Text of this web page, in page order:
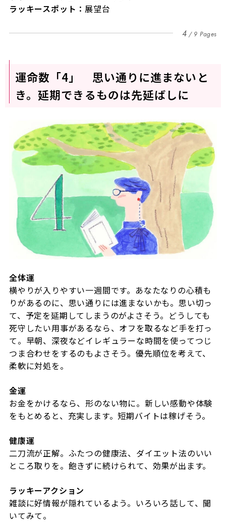
ラッキースポット： 展望台
4 9 Pages
運命数「4」 思い通りに進まないと
き。延期できるものは先延ばしに
全体運
横やりが入りやすい一週間です。あなたなりの心積も
りがあるのに、思い通りには進まないかも。思い切っ
て、予定を延期してしまうのがよさそう。どうしても
死守したい用事があるなら、オフを取るなど手を打っ
て。早朝、深夜などイレギュラーな時間を使ってつじ
つま合わせをするのもよさそう。優先順位を考えて、
柔軟に対処を。
金運
お金をかけるなら、形のない物に。新しい感動や体験
をもとめると、充実します。短期バイトは稼げそう。
健康運
二刀流が正解。ふたつの健康法、ダイエット法のいい
ところ取りを。飽きずに続けられて、効果が出ます。
ラッキーアクション
雑談に好情報が隠れているよう。いろいろ話して、聞
いてみて。